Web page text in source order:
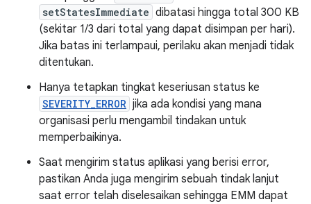
setStatesImmediate dibatasi hingga total 300 KB
(sekitar 1/3 dari total yang dapat disimpan per hari).
Jika batas ini terlampaui, perilaku akan menjadi tidak
ditentukan.
Hanya tetapkan tingkat keseriusan status ke
SEVERITY_ERROR jika ada kondisi yang mana
organisasi perlu mengambil tindakan untuk
memperbaikinya.
Saat mengirim status aplikasi yang berisi error,
pastikan Anda juga mengirim sebuah tindak lanjut
saat error telah diselesaikan sehingga EMM dapat